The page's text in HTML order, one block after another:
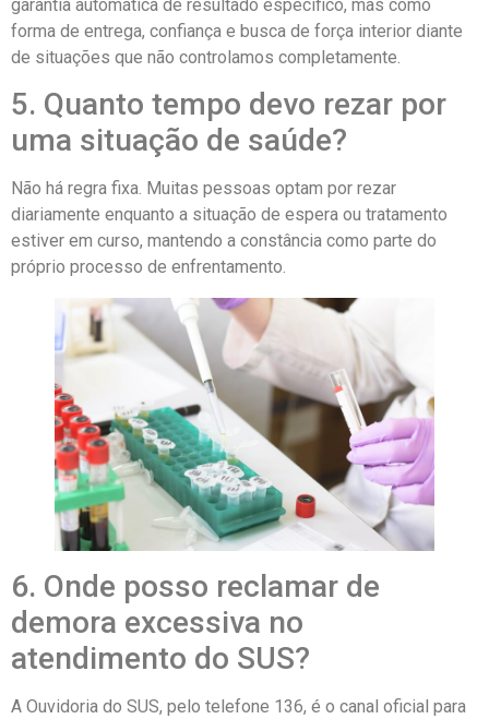
garantia automática de resultado específico, mas como
forma de entrega, confiança e busca de força interior diante
de situações que não controlamos completamente.
5. Quanto tempo devo rezar por
uma situação de saúde?
Não há regra fixa. Muitas pessoas optam por rezar
diariamente enquanto a situação de espera ou tratamento
estiver em curso, mantendo a constância como parte do
próprio processo de enfrentamento.
6. Onde posso reclamar de
demora excessiva no
atendimento do SUS?
A Ouvidoria do SUS, pelo telefone 136, é o canal oficial para